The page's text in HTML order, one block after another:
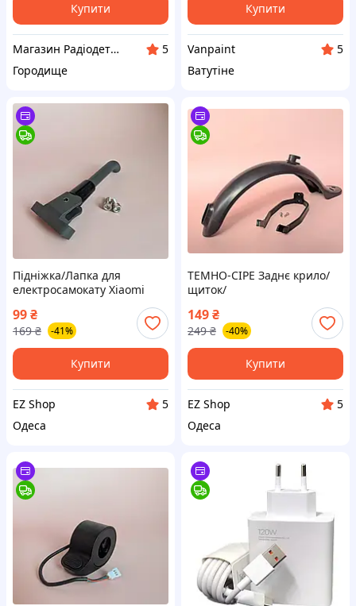
Купити
Магазин Радіодеталей
5
Городище
Купити
Vanpaint
5
Ватутіне
Підніжка/Лапка для
електросамокату Xiaomi
M365/PRO/PRO2/1S/Mi3/Essential/Kugoo
M365/Pro
99₴
169 ₴ -41%
Купити
EZ Shop
5
Одеса
ТЕМНО-СІРЕ Заднє крило/
щиток/
бризговик+підтримка для
електросамокату Xiaomi
M365/PRO
149₴
249 ₴ -40%
Купити
EZ Shop
5
Одеса